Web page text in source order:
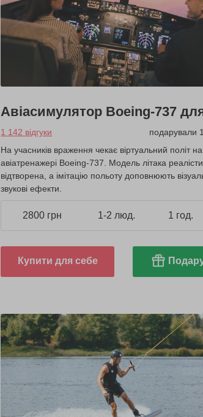
Авіасимулятор Boeing-737
1 142 відгуки
подарували
На учасників враження чекає віртуальний політ на
авіатренажері Boeing-737. Модель літака
відтворена, а імітацію польоту доповнюють
звукові ефекти.
2800 грн 1-2 люд. 1 год.
Купити для себе